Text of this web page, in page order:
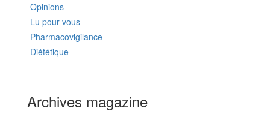
Opinions
Lu pour vous
Pharmacovigilance
Diététique
Archives magazine